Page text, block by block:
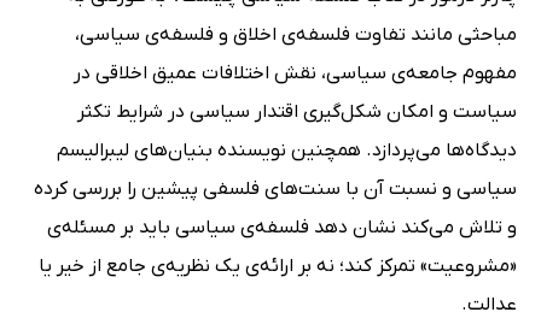
مباحثی مانند تفاوت فلسفه‌ی اخلاق و فلسفه‌ی سیاسی،
مفهوم جامعه‌ی سیاسی، نقش اختلافات عمیق اخلاقی در
سیاست و امکان شکل‌گیری اقتدار سیاسی در شرایط تکثر
دیدگاه‌ها می‌پردازد. همچنین نویسنده بنیان‌های لیبرالیسم
سیاسی و نسبت آن با سنت‌های فلسفی پیشین را بررسی کرده
و تلاش می‌کند نشان دهد فلسفه‌ی سیاسی باید بر مسئله‌ی
«مشروعیت» تمرکز کند؛ نه بر ارائه‌ی یک نظریه‌ی جامع از خیر یا
عدالت.